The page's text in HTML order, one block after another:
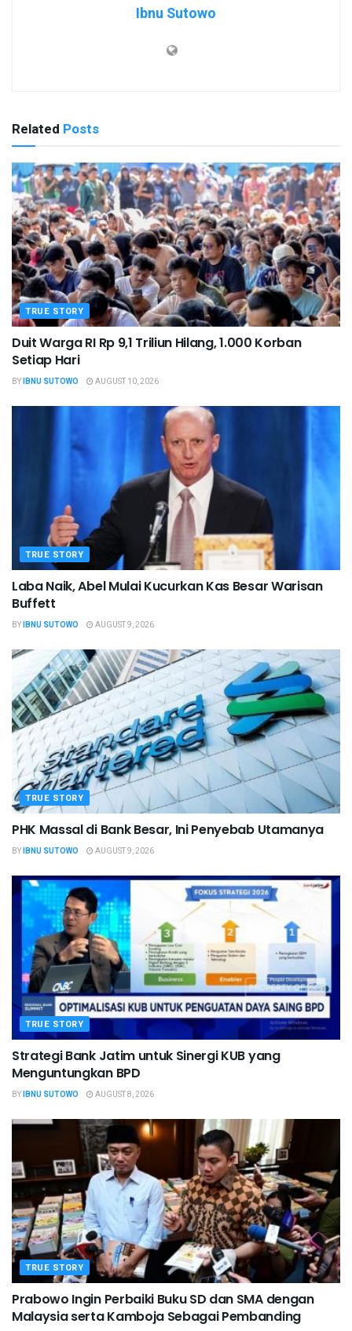
Ibnu Sutowo
Related Posts
TRUE STORY
Duit Warga RI Rp 9,1 Triliun Hilang, 1.000 Korban
Setiap Hari
BYIBNU SUTOWO AUGUST 10, 2026
TRUE STORY
Laba Naik, Abel Mulai Kucurkan Kas Besar Warisan
Buffett
BYIBNU SUTOWO AUGUST 9, 2026
TRUE STORY
PHK Massal di Bank Besar, Ini Penyebab Utamanya
BYIBNU SUTOWO AUGUST 9, 2026
TRUE STORY
Strategi Bank Jatim untuk Sinergi KUB yang
Menguntungkan BPD
BYIBNU SUTOWO AUGUST 8, 2026
TRUE STORY
Prabowo Ingin Perbaiki Buku SD dan SMA dengan
Malaysia serta Kamboja Sebagai Pembanding